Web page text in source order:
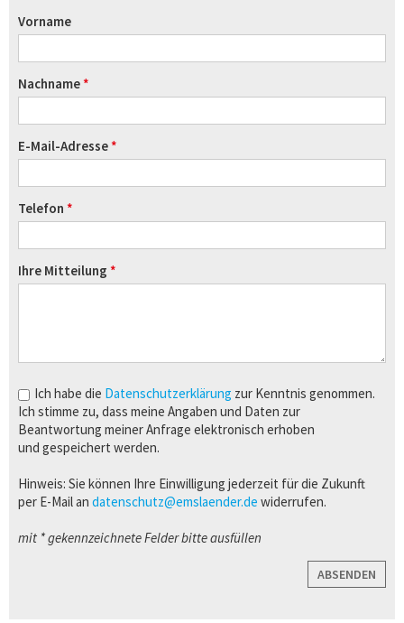
Vorname
Nachname
E-Mail-Adresse
Telefon
Ihre Mitteilung
Ich habe die Datenschutzerklärung zur Kenntnis genommen.
Ich stimme zu, dass meine Angaben und Daten zur
Beantwortung meiner Anfrage elektronisch erhoben
und gespeichert werden.
Hinweis: Sie können Ihre Einwilligung jederzeit für die Zukunft
per E-Mail an datenschutz@emslaender.de widerrufen.
mit * gekennzeichnete Felder bitte ausfüllen
ABSENDEN